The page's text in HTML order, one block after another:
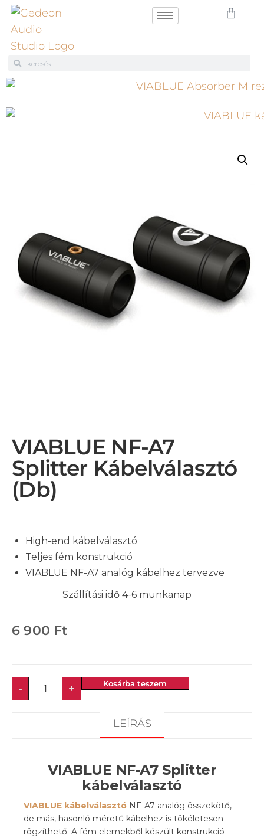
VIABLUE NF-A7
Splitter Kábelválasztó
(db)
High-end kábelválasztó
Teljes fém konstrukció
VIABLUE NF-A7 analóg kábelhez tervezve
Szállítási idő 4-6 munkanap
6 900 Ft
- + Kosárba teszem
LEÍRÁS
VIABLUE NF-A7 Splitter
kábelválasztó
VIABLUE kábelválasztó NF-A7 analóg összekötő,
de más, hasonló méretű kábelhez is tökéletesen
rögzíthető. A fém elemekből készült konstrukció